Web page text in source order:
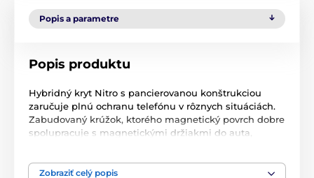
Popis a parametre
Popis produktu
Hybridný kryt Nitro s pancierovanou konštrukciou
zaručuje plnú ochranu telefónu v rôznych situáciách.
Zabudovaný krúžok, ktorého magnetický povrch dobre
spolupracuje s magnetickými držiakmi do auta,
Zobraziť celý popis